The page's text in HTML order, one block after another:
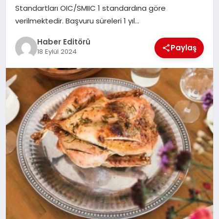
MAGAZIN
YAŞAM
Standartları OIC/SMIIC 1 standardına göre
verilmektedir. Başvuru süreleri 1 yıl…
Haber Editörü
18 Eylül 2024 Paylaş